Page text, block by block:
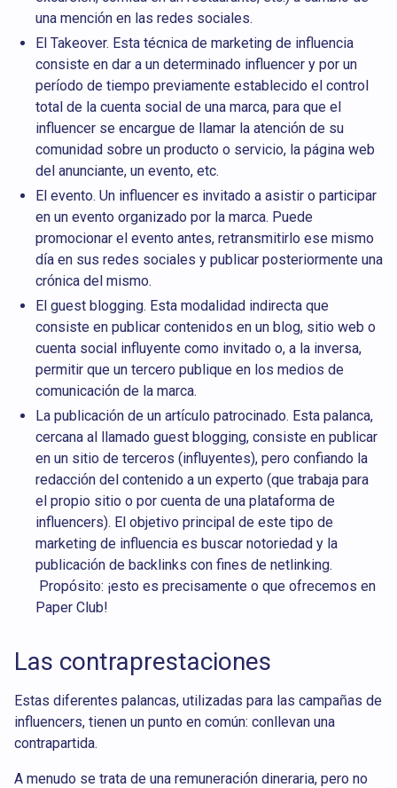
una mención en las redes sociales.
El Takeover. Esta técnica de marketing de influencia
consiste en dar a un determinado influencer y por un
período de tiempo previamente establecido el control
total de la cuenta social de una marca, para que el
influencer se encargue de llamar la atención de su
comunidad sobre un producto o servicio, la página web
del anunciante, un evento, etc.
El evento. Un influencer es invitado a asistir o participar
en un evento organizado por la marca. Puede
promocionar el evento antes, retransmitirlo ese mismo
día en sus redes sociales y publicar posteriormente una
crónica del mismo.
El guest blogging. Esta modalidad indirecta que
consiste en publicar contenidos en un blog, sitio web o
cuenta social influyente como invitado o, a la inversa,
permitir que un tercero publique en los medios de
comunicación de la marca.
La publicación de un artículo patrocinado. Esta palanca,
cercana al llamado guest blogging, consiste en publicar
en un sitio de terceros (influyentes), pero confiando la
redacción del contenido a un experto (que trabaja para
el propio sitio o por cuenta de una plataforma de
influencers). El objetivo principal de este tipo de
marketing de influencia es buscar notoriedad y la
publicación de backlinks con fines de netlinking.
Propósito: ¡esto es precisamente o que ofrecemos en
Paper Club!
Las contraprestaciones
Estas diferentes palancas, utilizadas para las campañas de
influencers, tienen un punto en común: conllevan una
contrapartida.
A menudo se trata de una remuneración dineraria, pero no